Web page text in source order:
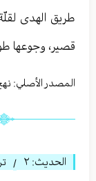
طريق الهدى
قصير، وجوعها
المصدر الأصلي:
الحديث: ٢ /